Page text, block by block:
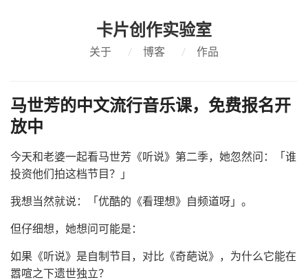
卡片创作实验室
关于 / 博客 / 作品
马世芳的中文流行音乐课，免费报名开
放中
今天和老婆一起看马世芳《听说》第二季，她忽然问：「谁
投资他们拍这档节目？」
我想当然就说：「优酷的《看理想》自频道呀」。
但仔细想，她想问可能是：
如果《听说》是自制节目，对比《奇葩说》，为什么它能在
嚣喧之下遗世独立？